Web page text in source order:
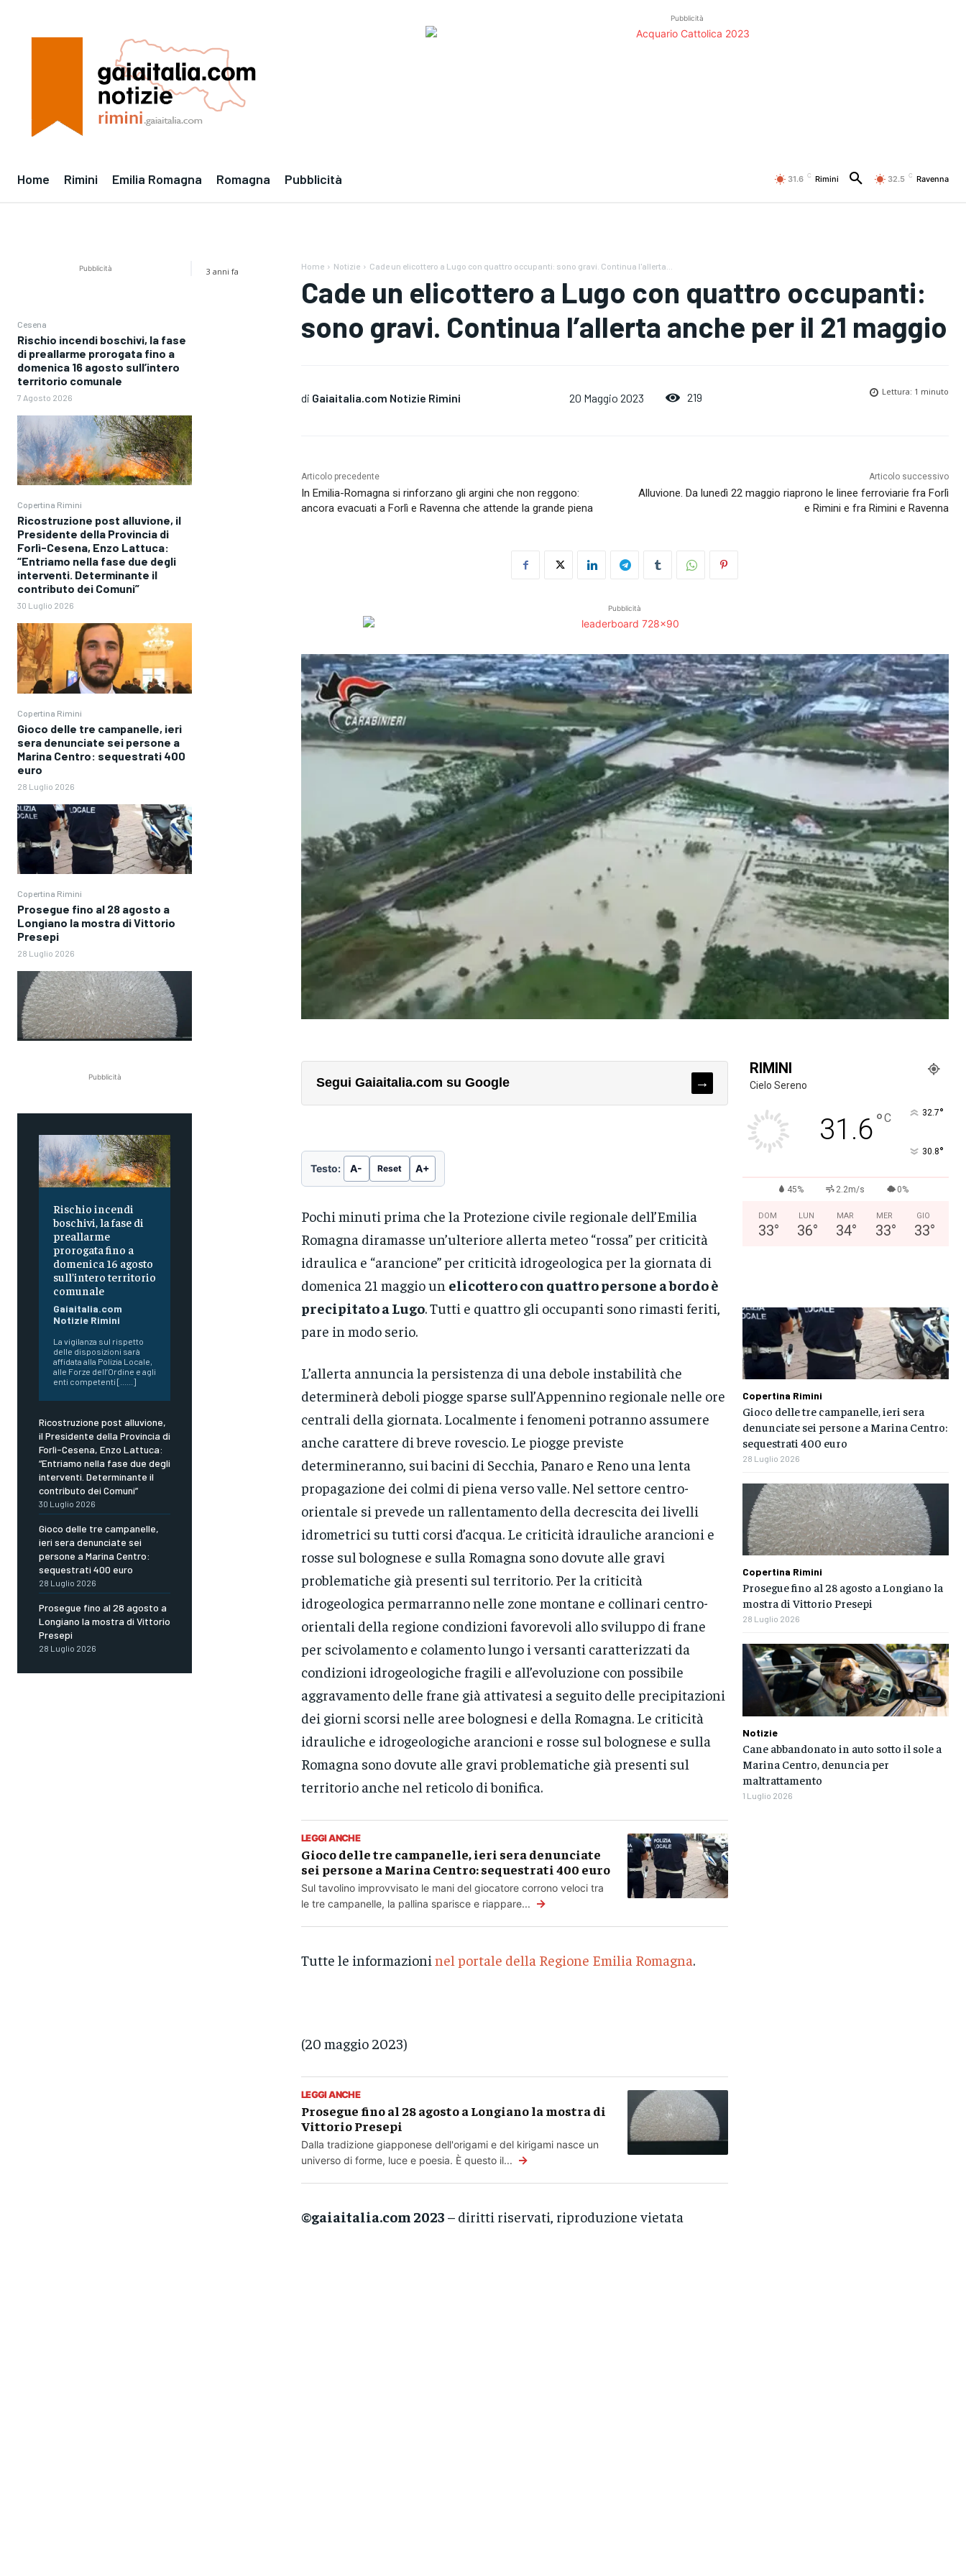
Pubblicità
Home Rimini Emilia Romagna Romagna Pubblicità 31.6 C Rimini 32.5 C Ravenna
Pubblicità
Cesena
Rischio incendi boschivi, la fase
di preallarme prorogata fino a
domenica 16 agosto sull’intero
territorio comunale
7 Agosto 2026
Copertina Rimini
Ricostruzione post alluvione, il
Presidente della Provincia di
Forlì-Cesena, Enzo Lattuca:
“Entriamo nella fase due degli
interventi. Determinante il
contributo dei Comuni”
30 Luglio 2026
Copertina Rimini
Gioco delle tre campanelle, ieri
sera denunciate sei persone a
Marina Centro: sequestrati 400
euro
28 Luglio 2026
Copertina Rimini
Prosegue fino al 28 agosto a
Longiano la mostra di Vittorio
Presepi
28 Luglio 2026
Pubblicità
Rischio incendi
boschivi, la fase di
preallarme
prorogata fino a
domenica 16 agosto
sull’intero territorio
comunale
Gaiaitalia.com
Notizie Rimini
La vigilanza sul rispetto
delle disposizioni sarà
affidata alla Polizia Locale,
alle Forze dell’Ordine e agli
enti competenti [......]
Ricostruzione post alluvione,
il Presidente della Provincia di
Forlì-Cesena, Enzo Lattuca:
“Entriamo nella fase due degli
interventi. Determinante il
contributo dei Comuni”
30 Luglio 2026
Gioco delle tre campanelle,
ieri sera denunciate sei
persone a Marina Centro:
sequestrati 400 euro
28 Luglio 2026
Prosegue fino al 28 agosto a
Longiano la mostra di Vittorio
Presepi
28 Luglio 2026
3 anni fa Home Notizie Cade un elicottero a Lugo con quattro occupanti: sono gravi. Continua l'allerta...
Cade un elicottero a Lugo con quattro occupanti:
sono gravi. Continua l’allerta anche per il 21 maggio
di Gaiaitalia.com Notizie Rimini 20 Maggio 2023 219 Lettura: 1 minuto
Articolo precedente
In Emilia-Romagna si rinforzano gli argini che non reggono:
ancora evacuati a Forlì e Ravenna che attende la grande piena
Articolo successivo
Alluvione. Da lunedì 22 maggio riaprono le linee ferroviarie fra Forlì
e Rimini e fra Rimini e Ravenna
Pubblicità
Segui Gaiaitalia.com su Google →
Testo: A- Reset A+
Pochi minuti prima che la Protezione civile regionale dell’Emilia
Romagna diramasse un’ulteriore allerta meteo “rossa” per criticità
idraulica e “arancione” per criticità idrogeologica per la giornata di
domenica 21 maggio un elicottero con quattro persone a bordo è
precipitato a Lugo. Tutti e quattro gli occupanti sono rimasti feriti,
pare in modo serio.
L’allerta annuncia la persistenza di una debole instabilità che
determinerà deboli piogge sparse sull’Appennino regionale nelle ore
centrali della giornata. Localmente i fenomeni potranno assumere
anche carattere di breve rovescio. Le piogge previste
determineranno, sui bacini di Secchia, Panaro e Reno una lenta
propagazione dei colmi di piena verso valle. Nel settore centro-
orientale si prevede un rallentamento della decrescita dei livelli
idrometrici su tutti corsi d’acqua. Le criticità idrauliche arancioni e
rosse sul bolognese e sulla Romagna sono dovute alle gravi
problematiche già presenti sul territorio. Per la criticità
idrogeologica permarranno nelle zone montane e collinari centro-
orientali della regione condizioni favorevoli allo sviluppo di frane
per scivolamento e colamento lungo i versanti caratterizzati da
condizioni idrogeologiche fragili e all’evoluzione con possibile
aggravamento delle frane già attivatesi a seguito delle precipitazioni
dei giorni scorsi nelle aree bolognesi e della Romagna. Le criticità
idrauliche e idrogeologiche arancioni e rosse sul bolognese e sulla
Romagna sono dovute alle gravi problematiche già presenti sul
territorio anche nel reticolo di bonifica.
LEGGI ANCHE
Gioco delle tre campanelle, ieri sera denunciate
sei persone a Marina Centro: sequestrati 400 euro
Sul tavolino improvvisato le mani del giocatore corrono veloci tra
le tre campanelle, la pallina sparisce e riappare... →
Tutte le informazioni nel portale della Regione Emilia Romagna.
(20 maggio 2023)
LEGGI ANCHE
Prosegue fino al 28 agosto a Longiano la mostra di
Vittorio Presepi
Dalla tradizione giapponese dell'origami e del kirigami nasce un
universo di forme, luce e poesia. È questo il... →
©gaiaitalia.com 2023 – diritti riservati, riproduzione vietata
RIMINI
Cielo Sereno
31.6°C 32.7°
30.8°
45% 2.2m/s 0%
DOM
33°
LUN
36°
MAR
34°
MER
33°
GIO
33°
Copertina Rimini
Gioco delle tre campanelle, ieri sera
denunciate sei persone a Marina Centro:
sequestrati 400 euro
28 Luglio 2026
Copertina Rimini
Prosegue fino al 28 agosto a Longiano la
mostra di Vittorio Presepi
28 Luglio 2026
Notizie
Cane abbandonato in auto sotto il sole a
Marina Centro, denuncia per
maltrattamento
1 Luglio 2026